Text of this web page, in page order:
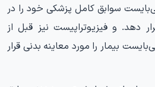
سوابق کامل پزشکی خود را در
دهد. و فیزیوتراپیست نیز قبل از
بیمار را مورد معاینه بدنی قرار